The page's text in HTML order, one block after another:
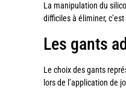
La manipulation du
difficiles à éliminer,
Les gants
Le choix des gants
lors de l’application de